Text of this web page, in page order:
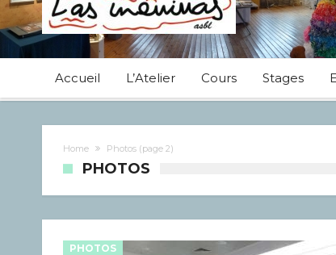
Accueil L’Atelier Cours Stages
Home Photos (page 2)
PHOTOS
PHOTOS